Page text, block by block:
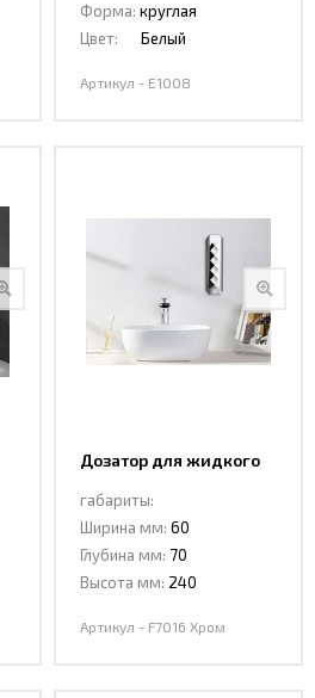
Форма: круглая
Цвет:
Белый
Артикул - E1008
Дозатор для жидкого
Хром
габариты:
Ширина мм: 60
Глубина мм: 70
Высота мм: 240
Артикул - F7016 Хром